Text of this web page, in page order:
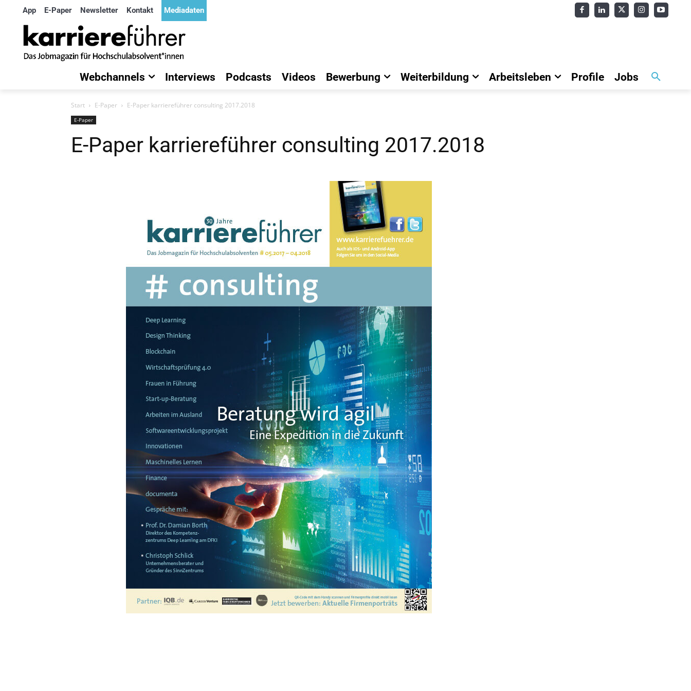
App E-Paper Newsletter Kontakt Mediadaten
Webchannels Interviews Podcasts Videos Bewerbung Weiterbildung Arbeitsleben Profile Jobs
Start E-Paper E-Paper karriereführer consulting 2017.2018
E-Paper
E-Paper karriereführer consulting 2017.2018